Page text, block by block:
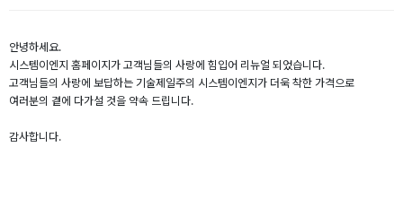
본문
안녕하세요.
시스템이엔지 홈페이지가 고객님들의 사랑에 힘입어 리뉴얼 되었습니다.
고객님들의 사랑에 보답하는 기술제일주의 시스템이엔지가 더욱 착한 가격으로
여러분의 곁에 다가설 것을 약속 드립니다.
감사합니다.